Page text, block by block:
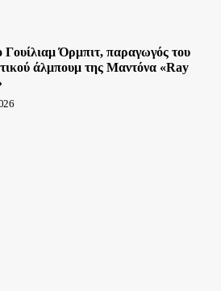
Γουίλιαμ Όρμπιτ, παραγωγός του
άλμπουμ της Μαντόνα «Ray